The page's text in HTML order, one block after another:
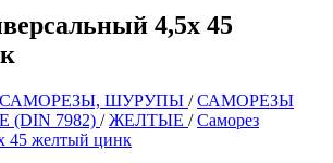
4,5х 45
САМОРЕЗЫ, ШУРУПЫ /САМОРЕЗЫ
7982) /ЖЕЛТЫЕ /Саморез
45 желтый цинк